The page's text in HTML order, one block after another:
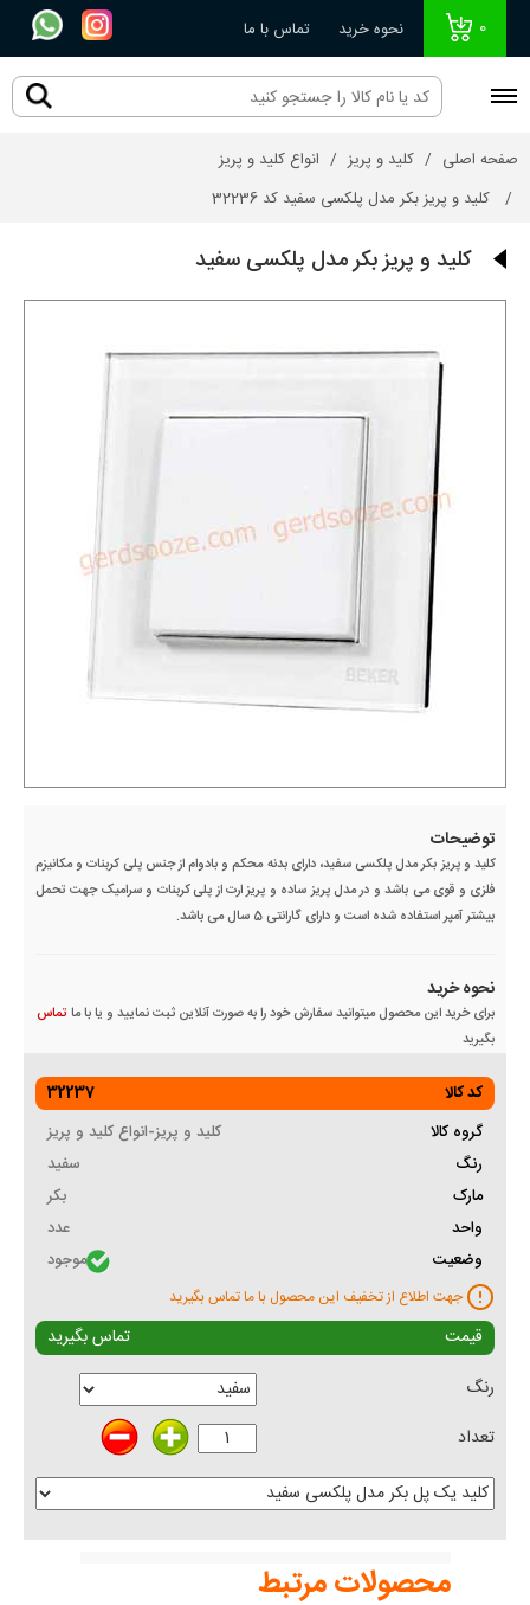
0 نحوه خرید تماس با ما
صفحه اصلی کلید و پریز
انواع کلید و پریز
کلید و پریز بکر مدل پلکسی سفید کد 32236
کلید و پریز بکر مدل پلکسی سفید
توضیحات
کلید و پریز بکر مدل پلکسی سفید، دارای بدنه محکم و بادوام از جنس پلی کربنات و مکانیزم
فلزی و قوی می باشد و در مدل پریز ساده و پریز ارت از پلی کربنات و سرامیک جهت تحمل
بیشتر آمپر استفاده شده است و دارای گارانتی 5 سال می باشد.
نحوه خرید
برای خرید این محصول میتوانید سفارش خود را به صورت آنلاین ثبت نمایید و یا با ما تماس
بگیرید
کد کالا
32237
گروه کالا
کلید و پریز-انواع کلید و پریز
رنگ
سفید
مارک
بکر
واحد
عدد
وضعیت
موجود
جهت اطلاع از تخفیف این محصول با ما تماس بگیرید
قیمت
تماس بگیرید
رنگ
تعداد
محصولات مرتبط